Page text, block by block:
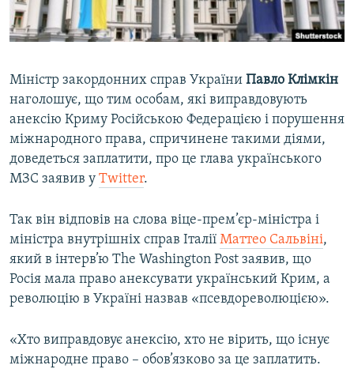
СВІДЧЕННЯ ОКУПАЦІЇ
УКРАЇНСЬКА ПРОБЛЕМА КРИМУ
Qırımtatar
Усі сайти RFE/RL
Міністр закордонних справ України Павло Клімкін
наголошує, що тим особам, які виправдовують
анексію Криму Російською Федерацією і порушення
міжнародного права, спричинене такими діями,
доведеться заплатити, про це глава українського
МЗС заявив у Twitter.
Так він відповів на слова віце-прем’єр-міністра і
міністра внутрішніх справ Італії Маттео Сальвіні,
який в інтерв’ю The Washington Post заявив, що
Росія мала право анексувати український Крим, а
революцію в Україні назвав «псевдореволюцією».
«Хто виправдовує анексію, хто не вірить, що існує
міжнародне право – обов’язково за це заплатить.